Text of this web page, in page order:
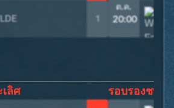
1
ต.ค.
20:00
ลิศ รอบรองชนะเ